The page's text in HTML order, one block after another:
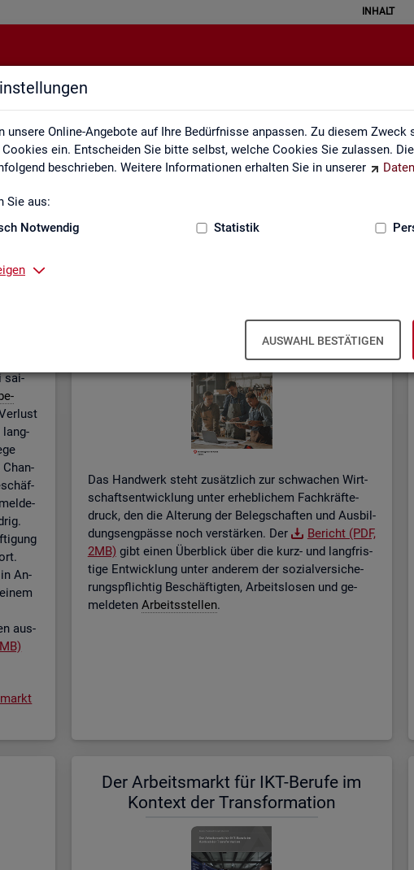
unsere Online-Angebote auf Ihre Bedürfnisse anpassen. Zu diesem Zweck
ein. Entscheiden Sie bitte selbst, welche Cookies Sie zulassen.
beschrieben. Weitere Informationen erhalten Sie in unserer
Sie aus:
Notwendig
Statistik
AUSWAHL BESTÄTIGEN
INHALT
bei der Statistik der
sai­
lang­
Chan­
in An­
aus­
Das Hand­werk steht zu­sätz­lich zur schwa­chen Wirt­
schafts­ent­wick­lung unter er­heb­li­chem Fach­kräf­te­
druck, den die Al­te­rung der Be­leg­schaf­ten und Aus­bil­
dungs­eng­päs­se noch ver­stär­ken. Der
Be­richt (PDF,
2MB) gibt einen Über­blick über die kurz- und lang­fris­
ti­ge Ent­wick­lung unter an­de­rem der so­zi­al­ver­si­che­
rungs­pflich­tig Be­schäf­tig­ten, Ar­beits­lo­sen und ge­
mel­de­ten Ar­beits­stel­len.
Der Ar­beits­markt für IKT-Be­ru­fe im
Kon­text der Trans­for­ma­ti­on